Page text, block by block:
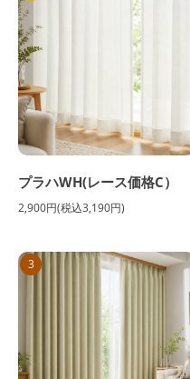
プラハWH(レース価格C）
2,900円(税込3,190円)
3